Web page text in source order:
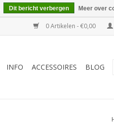
0 Artikelen - €0,00
INFO ACCESSOIRES BLOG
Dit bericht verbergen Meer over